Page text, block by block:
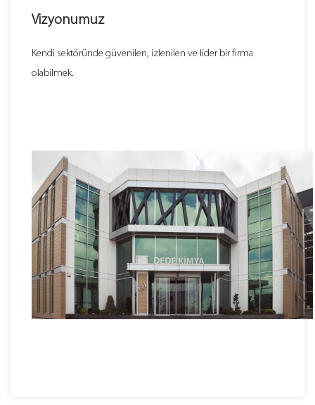
Vizyonumuz
Kendi sektöründe güvenilen, izlenilen ve lider bir firma
olabilmek.